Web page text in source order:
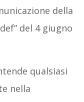
della
del 4 giugno
qualsiasi
nella